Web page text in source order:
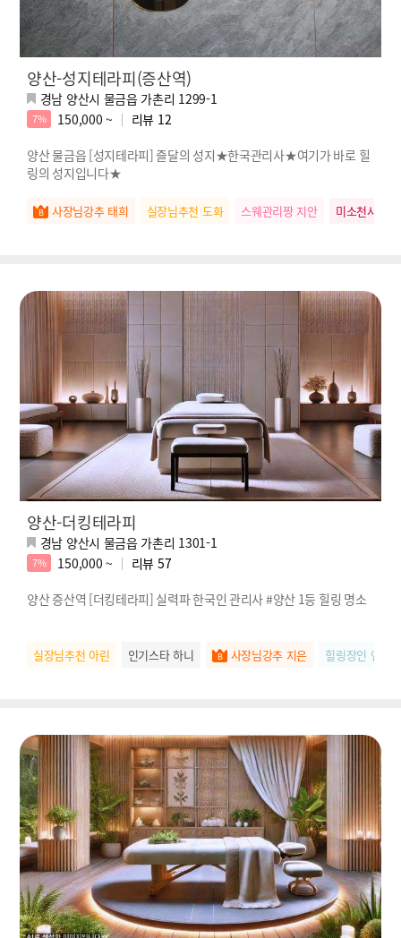
양산-성지테라피(증산역)
경남 양산시 물금읍 가촌리 1299-1
7% 150,000 ~ 리뷰 12
양산 물금읍 [성지테라피] 즐달의 성지★한국관리사★여기가 바로 힐
링의 성지입니다★
사장님강추 태희 실장님추천 도화 스웨관리짱 지안 미소천사 유리
양산-더킹테라피
경남 양산시 물금읍 가촌리 1301-1
7% 150,000 ~ 리뷰 57
양산 증산역 [더킹테라피] 실력파 한국인 관리사 #양산 1등 힐링 명소
실장님추천 아린 인기스타 하니 사장님강추 지은 힐링장인 연우